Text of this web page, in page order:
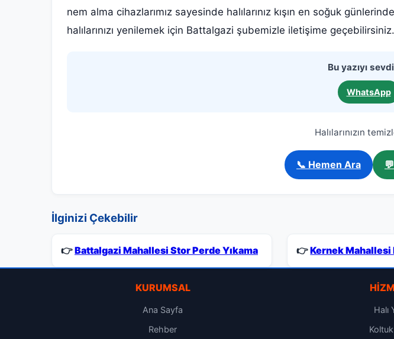
nem alma cihazlarımız sayesinde halılarınız kışın en soğuk
halılarınızı yenilemek için Battalgazi şubemizle iletişime geçebilirsiniz.
Bu yazıyı
WhatsApp
Halılarınızın
📞 Hemen Ara
İlginizi Çekebilir
👉Battalgazi Mahallesi Stor Perde Yıkama 👉Kernek Mahallesi
KURUMSAL
Ana Sayfa
Rehber
Halı